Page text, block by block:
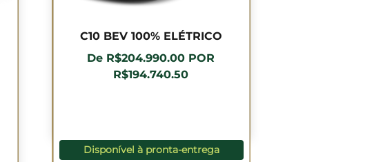
C10 BEV 100% ELÉTRICO
De R$204.990.00 POR
R$194.740.50
Disponível à pronta-entrega